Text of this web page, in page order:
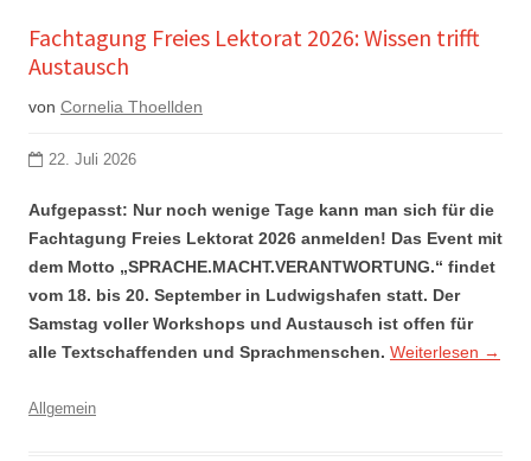
Fachtagung Freies Lektorat 2026: Wissen trifft
Austausch
von Cornelia Thoellden
22. Juli 2026
Aufgepasst: Nur noch wenige Tage kann man sich für die
Fachtagung Freies Lektorat 2026 anmelden! Das Event mit
dem Motto „SPRACHE.MACHT.VERANTWORTUNG.“ findet
vom 18. bis 20. September in Ludwigshafen statt. Der
Samstag voller Workshops und Austausch ist offen für
alle Textschaffenden und Sprachmenschen. Weiterlesen →
Allgemein